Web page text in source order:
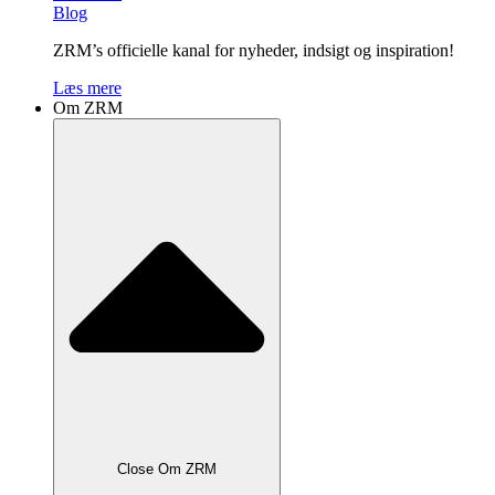
Blog
ZRM’s officielle kanal for nyheder, indsigt og inspiration!
Læs mere
Om ZRM
Close Om ZRM